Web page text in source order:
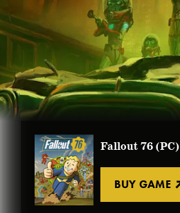
Fallout 76 (PC)
BUY GAME